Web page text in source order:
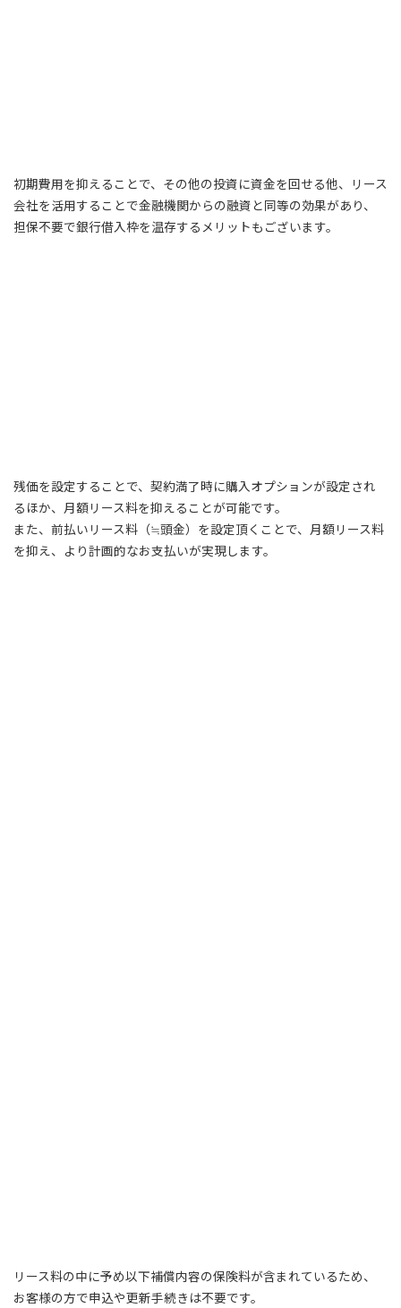
初期費用を抑えることで、その他の投資に資金を回せる他、リース
会社を活用することで金融機関からの融資と同等の効果があり、
担保不要で銀行借入枠を温存するメリットもございます。
残価を設定することで、契約満了時に購入オプションが設定され
るほか、月額リース料を抑えることが可能です。
また、前払いリース料（≒頭金）を設定頂くことで、月額リース料
を抑え、より計画的なお支払いが実現します。
リース料の中に予め以下補償内容の保険料が含まれているため、
お客様の方で申込や更新手続きは不要です。